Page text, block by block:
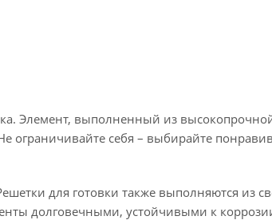
Элемент, выполненный из
себя – выбирайте
для готовки также выполняются из
долговечными, устойчивыми к